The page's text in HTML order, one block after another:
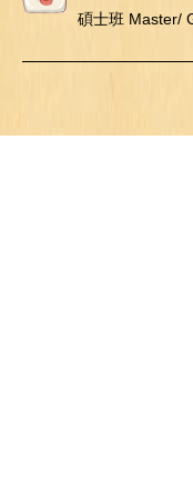
碩士班 Master/